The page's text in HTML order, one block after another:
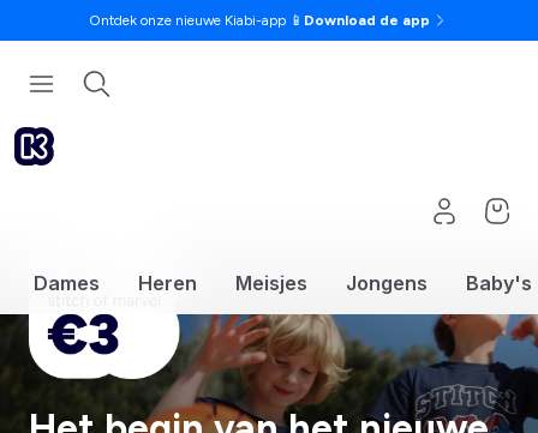
Ontdek onze nieuwe Kiabi-app 📱 Download de app
Dames Heren Meisjes Jongens Baby's